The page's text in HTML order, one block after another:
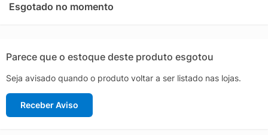
Esgotado no momento
Parece que o estoque deste produto esgotou
Seja avisado quando o produto voltar a ser listado nas lojas.
Receber Aviso